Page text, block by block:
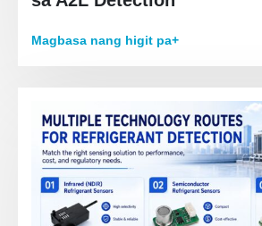
Magbasa nang higit pa+